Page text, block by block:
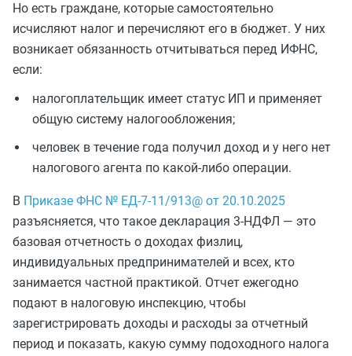
Но есть граждане, которые самостоятельно
исчисляют налог и перечисляют его в бюджет. У них
возникает обязанность отчитываться перед ИФНС,
если:
налогоплательщик имеет статус ИП и применяет
общую систему налогообложения;
человек в течение года получил доход и у него нет
налогового агента по какой-либо операции.
В Приказе ФНС № ЕД-7-11/913@ от 20.10.2025
разъясняется, что такое декларация 3-НДФЛ — это
базовая отчетность о доходах физлиц,
индивидуальных предпринимателей и всех, кто
занимается частной практикой. Отчет ежегодно
подают в налоговую инспекцию, чтобы
зарегистрировать доходы и расходы за отчетный
период и показать, какую сумму подоходного налога